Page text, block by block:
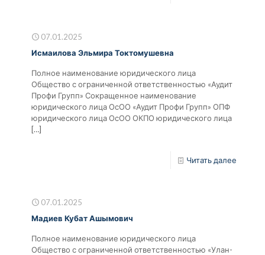
07.01.2025
Исмаилова Эльмира Токтомушевна
Полное наименование юридического лица
Общество с ограниченной ответственностью «Аудит
Профи Групп» Сокращенное наименование
юридического лица ОсОО «Аудит Профи Групп» ОПФ
юридического лица ОсОО ОКПО юридического лица
[…]
Читать далее
07.01.2025
Мадиев Кубат Ашымович
Полное наименование юридического лица
Общество с ограниченной ответственностью «Улан-